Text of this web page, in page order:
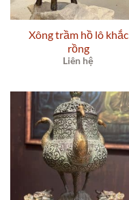
Xông trầm hồ lô khắc
rồng
Liên hệ